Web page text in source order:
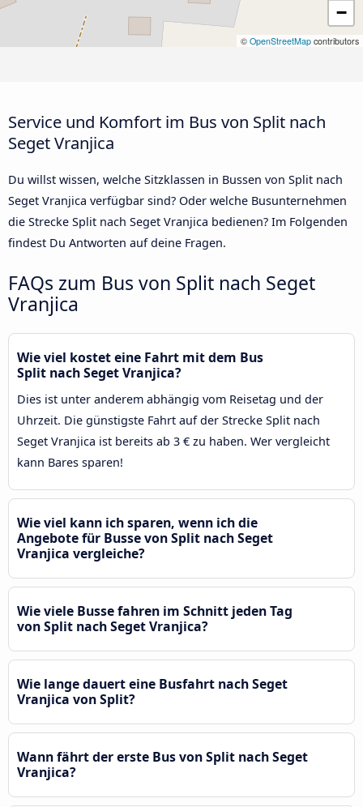
−
© OpenStreetMap contributors
Service und Komfort im Bus von Split nach
Seget Vranjica
Du willst wissen, welche Sitzklassen in Bussen von Split nach
Seget Vranjica verfügbar sind? Oder welche Busunternehmen
die Strecke Split nach Seget Vranjica bedienen? Im Folgenden
findest Du Antworten auf deine Fragen.
FAQs zum Bus von Split nach Seget
Vranjica
Wie viel kostet eine Fahrt mit dem Bus
Split nach Seget Vranjica?
Dies ist unter anderem abhängig vom Reisetag und der
Uhrzeit. Die günstigste Fahrt auf der Strecke Split nach
Seget Vranjica ist bereits ab 3 € zu haben. Wer vergleicht
kann Bares sparen!
Wie viel kann ich sparen, wenn ich die
Angebote für Busse von Split nach Seget
Vranjica vergleiche?
Wie viele Busse fahren im Schnitt jeden Tag
von Split nach Seget Vranjica?
Wie lange dauert eine Busfahrt nach Seget
Vranjica von Split?
Wann fährt der erste Bus von Split nach Seget
Vranjica?